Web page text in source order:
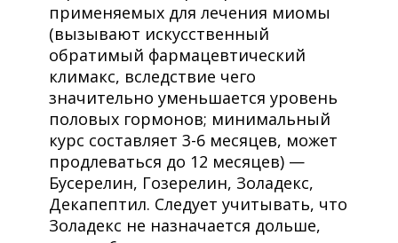
применяемых для лечения миомы
(вызывают искусственный
обратимый фармацевтический
климакс, вследствие чего
значительно уменьшается уровень
половых гормонов; минимальный
курс составляет 3-6 месяцев, может
продлеваться до 12 месяцев) —
Бусерелин, Гозерелин, Золадекс,
Декапептил. Следует учитывать, что
Золадекс не назначается дольше,